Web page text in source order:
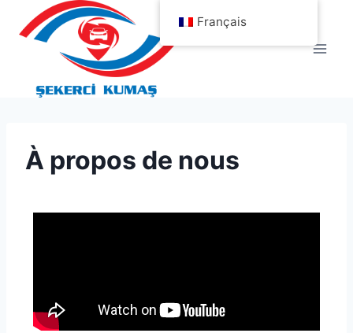
À propos de nous
Français